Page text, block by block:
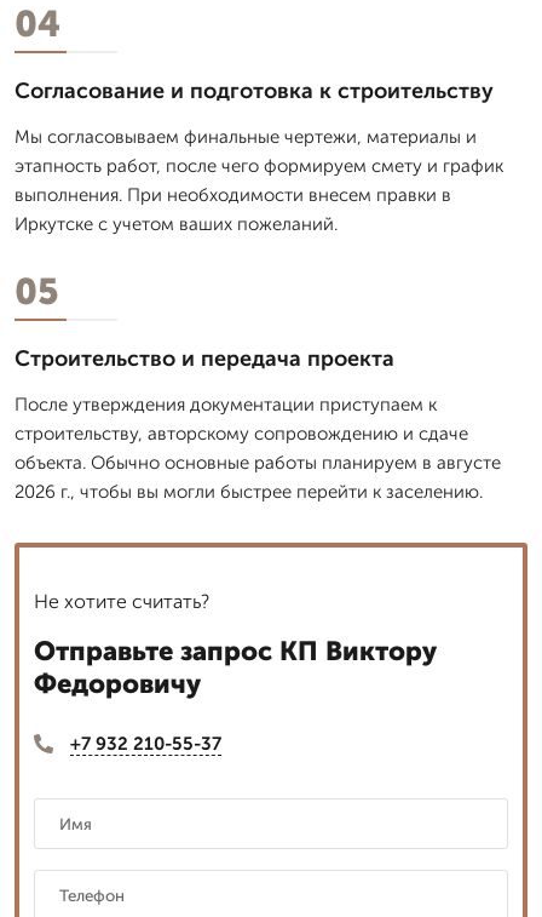
04
Согласование и подготовка к строительству
Мы согласовываем финальные чертежи, материалы и
этапность работ, после чего формируем смету и график
выполнения. При необходимости внесем правки в
Иркутске с учетом ваших пожеланий.
05
Строительство и передача проекта
После утверждения документации приступаем к
строительству, авторскому сопровождению и сдаче
объекта. Обычно основные работы планируем в августе
2026 г., чтобы вы могли быстрее перейти к заселению.
Не хотите считать?
Отправьте запрос КП Виктору
Федоровичу
+7 932 210-55-37